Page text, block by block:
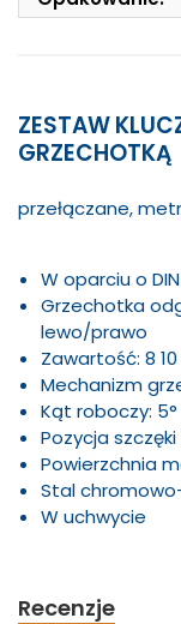
ZESTAW
GRZECHOTKĄ
przełączane,
W oparciu o DIN
Grzechotka
lewo/prawo
Zawartość: 8 10
Mechanizm
Kąt roboczy: 5°
Pozycja szczęki
Powierzchnia
Stal
W uchwycie
Recenzje